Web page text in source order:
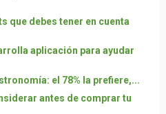
que debes tener en cuenta
aplicación para ayudar
el 78% la prefiere,...
antes de comprar tu